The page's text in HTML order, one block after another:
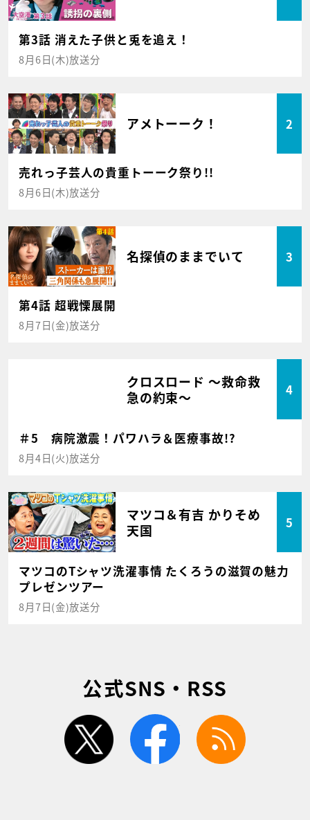
第3話 消えた子供と兎を追え！
8月6日(木)放送分
アメトーーク！ 2
売れっ子芸人の貴重トーーク祭り!!
8月6日(木)放送分
名探偵のままでいて 3
第4話 超戦慄展開
8月7日(金)放送分
クロスロード ～救命救
急の約束～
4
＃5 病院激震！パワハラ＆医療事故!?
8月4日(火)放送分
マツコ＆有吉 かりそめ
天国
5
マツコのTシャツ洗濯事情 たくろうの滋賀の魅力
プレゼンツアー
8月7日(金)放送分
公式SNS・RSS
twitter facebook